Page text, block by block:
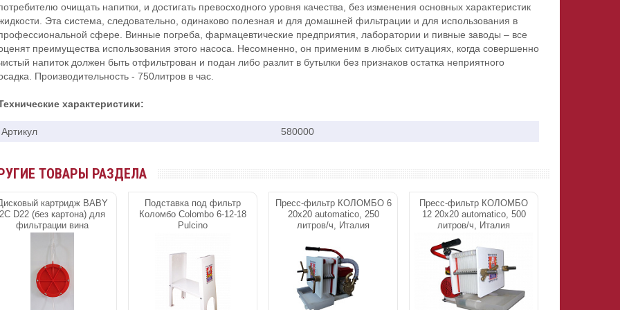
очищать напитки, и достигать превосходного уровня качества, без изменения основных характеристик
Эта система, следовательно, одинаково полезная и для домашней фильтрации и для использования в
сфере. Винные погреба, фармацевтические предприятия, лаборатории и пивные заводы – все
преимущества использования этого насоса. Несомненно, он применим в любых ситуациях, когда совершенно
напиток должен быть отфильтрован и подан либо разлит в бутылки без признаков остатка неприятного
Производительность - 750литров в час.
характеристики:
Артикул 580000
ТОВАРЫ РАЗДЕЛА
картридж ВАВY
2C D22 (без картона) для
фильтрации вина
Подставка под фильтр
Коломбо Colombo 6-12-18
Pulcino
Пресс-фильтр КОЛОМБО 6
20х20 automatico, 250
литров/ч, Италия
Пресс-фильтр КОЛОМБО
12 20х20 automatico, 500
литров/ч, Италия